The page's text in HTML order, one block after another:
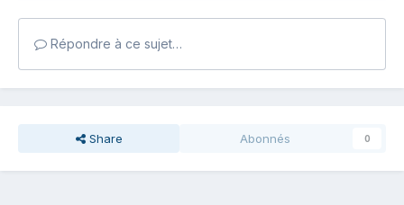
Répondre à ce sujet…
Share Abonnés 0